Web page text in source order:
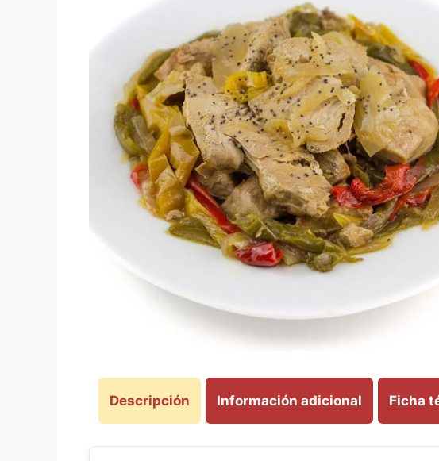
Descripción Información adicional Ficha